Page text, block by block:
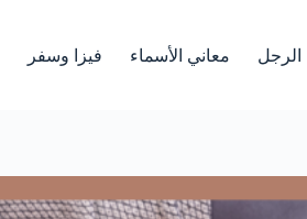
الرجل معاني الأسماء فيزا وسفر